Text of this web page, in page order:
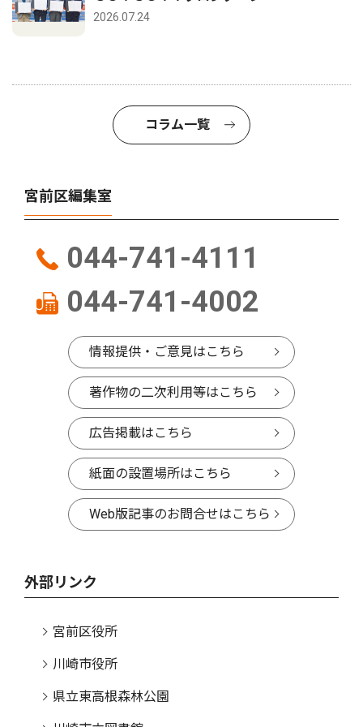
2026.07.24
コラム一覧
宮前区編集室
044-741-4111
044-741-4002
情報提供・ご意見はこちら
著作物の二次利用等はこちら
広告掲載はこちら
紙面の設置場所はこちら
Web版記事のお問合せはこちら
外部リンク
宮前区役所
川崎市役所
県立東高根森林公園